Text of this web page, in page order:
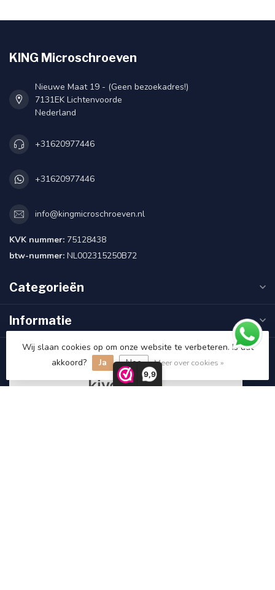
9,9
KING Microschroeven
Nieuwe Maat 19 - (Geen bezoekadres!)
7131EK Lichtenvoorde
Nederland
+31620977446
+31620977446
info@kingmicroschroeven.nl
KVK nummer: 75128438
btw-nummer: NL002315250B72
Categorieën
Informatie
Klantbeoordelingen
Wij slaan cookies op om onze website te verbeteren. Is dat
akkoord?
Ja Nee Meer over cookies »